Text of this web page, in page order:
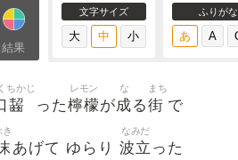
結果
文字サイズ ふりがな
齧
ちかじ
った檸檬
レモン
が成
な
る街
まち
で
あげて ゆらり 波立
なみだ
った